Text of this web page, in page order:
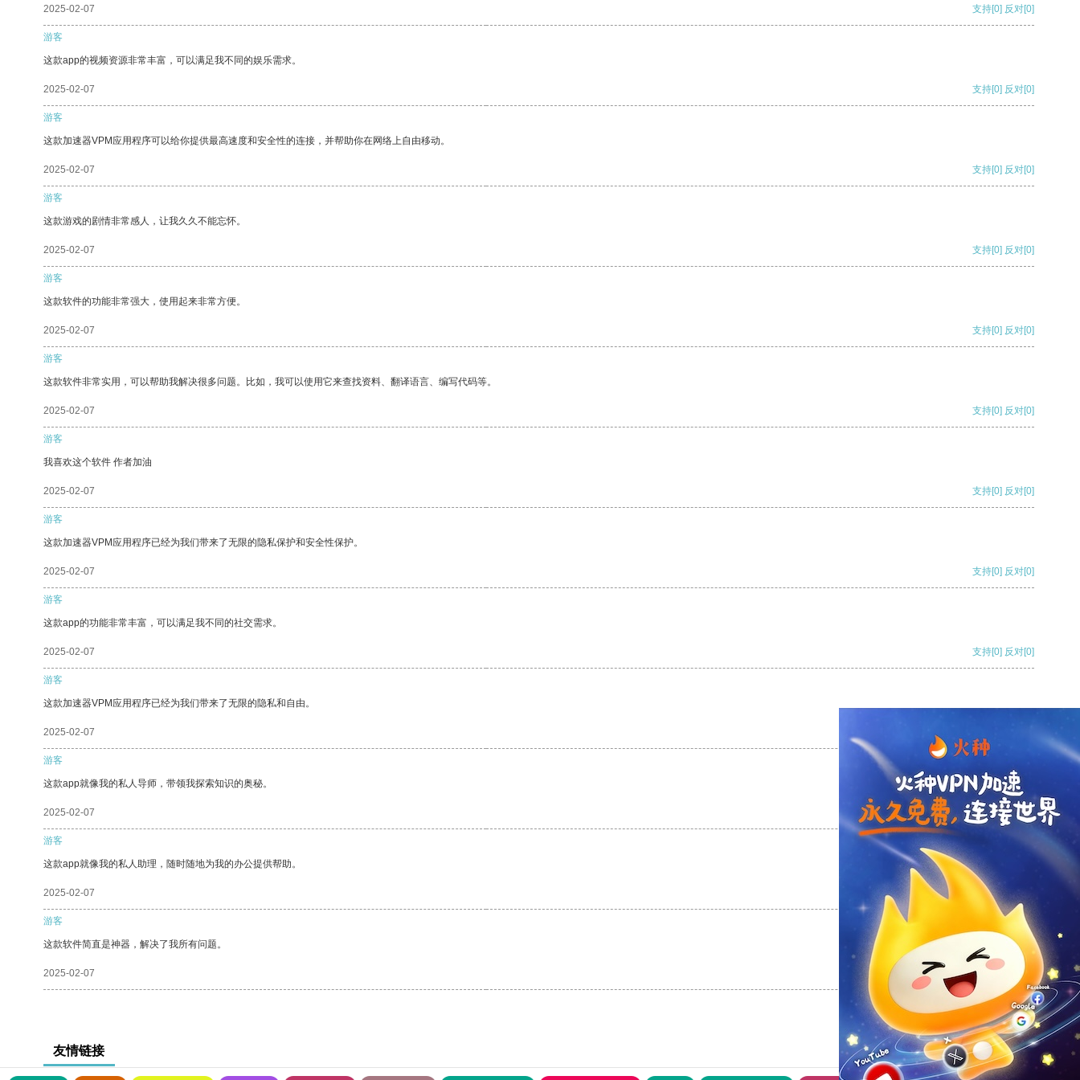
2025-02-07 支持[0] 反对[0]
游客
这款app的视频资源非常丰富，可以满足我不同的娱乐需求。
2025-02-07 支持[0] 反对[0]
游客
这款加速器VPM应用程序可以给你提供最高速度和安全性的连接，并帮助你在网络上自由移动。
2025-02-07 支持[0] 反对[0]
游客
这款游戏的剧情非常感人，让我久久不能忘怀。
2025-02-07 支持[0] 反对[0]
游客
这款软件的功能非常强大，使用起来非常方便。
2025-02-07 支持[0] 反对[0]
游客
这款软件非常实用，可以帮助我解决很多问题。比如，我可以使用它来查找资料、翻译语言、编写代码等。
2025-02-07 支持[0] 反对[0]
游客
我喜欢这个软件 作者加油
2025-02-07 支持[0] 反对[0]
游客
这款加速器VPM应用程序已经为我们带来了无限的隐私保护和安全性保护。
2025-02-07 支持[0] 反对[0]
游客
这款app的功能非常丰富，可以满足我不同的社交需求。
2025-02-07 支持[0] 反对[0]
游客
这款加速器VPM应用程序已经为我们带来了无限的隐私和自由。
2025-02-07
游客
这款app就像我的私人导师，带领我探索知识的奥秘。
2025-02-07 支持[0] 反对[0]
游客
这款app就像我的私人助理，随时随地为我的办公提供帮助。
2025-02-07 支持[0] 反对
游客
这款软件简直是神器，解决了我所有问题。
2025-02-07 支持[0] 反对[0]
友情链接